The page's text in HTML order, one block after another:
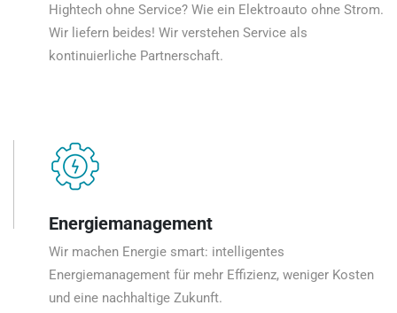
Hightech ohne Service? Wie ein Elektroauto ohne Strom.
Wir liefern beides! Wir verstehen Service als
kontinuierliche Partnerschaft.
Energiemanagement
Wir machen Energie smart: intelligentes
Energiemanagement für mehr Effizienz, weniger Kosten
und eine nachhaltige Zukunft.